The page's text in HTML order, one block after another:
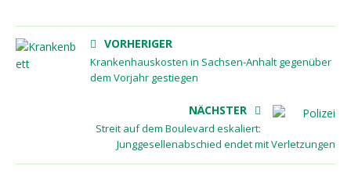
VORHERIGER
Krankenhauskosten in Sachsen-Anhalt gegenüber
dem Vorjahr gestiegen
NÄCHSTER
Streit auf dem Boulevard eskaliert:
Junggesellenabschied endet mit Verletzungen